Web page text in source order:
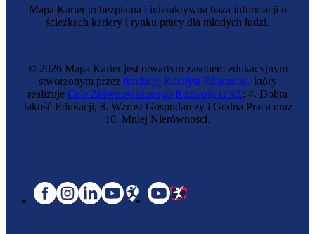
Mapa Karier to bezpłatna i interaktywna baza informacji o
ścieżkach kariery i rynku pracy dla młodych ludzi.
© 2026 Mapa Karier jest otwartym zasobem edukacyjnym
stworzonym przez fundację Katalyst Education, który
realizuje Cele Zrównoważonego Rozwoju ONZ: 4. Dobra
Jakość Edukacji, 8. Wzrost Gospodarczy i Godna Praca oraz
10. Mniej Nierówności.